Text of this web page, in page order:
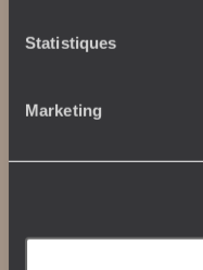
Statistiques
Marketing
Lire notre politique